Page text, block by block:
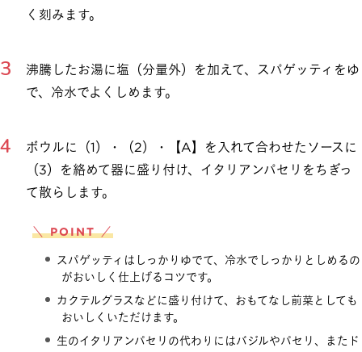
く刻みます。
沸騰したお湯に塩（分量外）を加えて、スパゲッティをゆ
で、冷水でよくしめます。
ボウルに（1）・（2）・【A】を入れて合わせたソースに
（3）を絡めて器に盛り付け、イタリアンパセリをちぎっ
て散らします。
＼ POINT ／
スパゲッティはしっかりゆでて、冷水でしっかりとしめるの
がおいしく仕上げるコツです。
カクテルグラスなどに盛り付けて、おもてなし前菜としても
おいしくいただけます。
生のイタリアンパセリの代わりにはバジルやパセリ、またド